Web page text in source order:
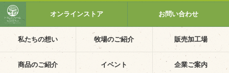
私たちの想い 牧場のご紹介 販売加工場
商品のご紹介 イベント 企業ご案内
オンラインストア お問い合わせ
ホーム
私たちの想い